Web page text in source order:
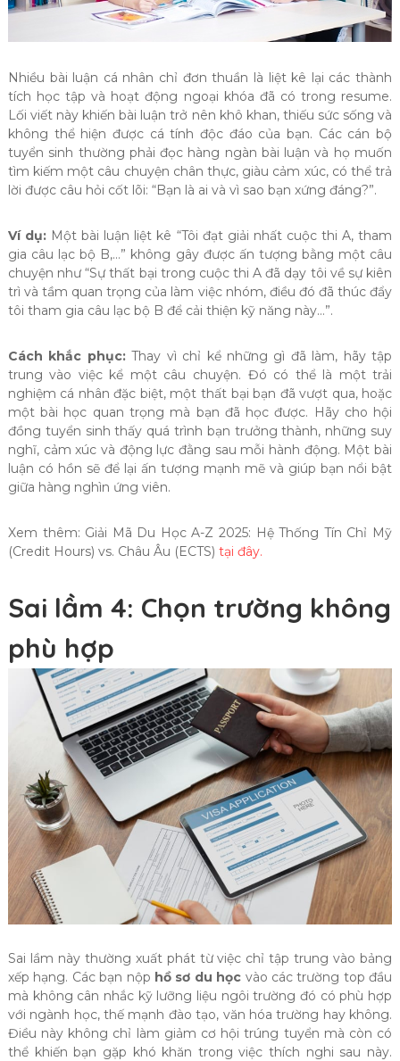
Nhiều bài luận cá nhân chỉ đơn thuần là liệt kê lại các thành
tích học tập và hoạt động ngoại khóa đã có trong resume.
Lối viết này khiến bài luận trở nên khô khan, thiếu sức sống và
không thể hiện được cá tính độc đáo của bạn. Các cán bộ
tuyển sinh thường phải đọc hàng ngàn bài luận và họ muốn
tìm kiếm một câu chuyện chân thực, giàu cảm xúc, có thể trả
lời được câu hỏi cốt lõi: “Bạn là ai và vì sao bạn xứng đáng?”.
Ví dụ: Một bài luận liệt kê “Tôi đạt giải nhất cuộc thi A, tham
gia câu lạc bộ B,…” không gây được ấn tượng bằng một câu
chuyện như “Sự thất bại trong cuộc thi A đã dạy tôi về sự kiên
trì và tầm quan trọng của làm việc nhóm, điều đó đã thúc đẩy
tôi tham gia câu lạc bộ B để cải thiện kỹ năng này…”.
Cách khắc phục:Thay vì chỉ kể những gì đã làm, hãy tập
trung vào việc kể một câu chuyện. Đó có thể là một trải
nghiệm cá nhân đặc biệt, một thất bại bạn đã vượt qua, hoặc
một bài học quan trọng mà bạn đã học được. Hãy cho hội
đồng tuyển sinh thấy quá trình bạn trưởng thành, những suy
nghĩ, cảm xúc và động lực đằng sau mỗi hành động. Một bài
luận có hồn sẽ để lại ấn tượng mạnh mẽ và giúp bạn nổi bật
giữa hàng nghìn ứng viên.
Xem thêm: Giải Mã Du Học A-Z 2025: Hệ Thống Tín Chỉ Mỹ
(Credit Hours) vs. Châu Âu (ECTS) tại đây.
Sai lầm 4: Chọn trường không
phù hợp
Sai lầm này thường xuất phát từ việc chỉ tập trung vào bảng
xếp hạng. Các bạn nộp hồ sơ du học vào các trường top đầu
mà không cân nhắc kỹ lưỡng liệu ngôi trường đó có phù hợp
với ngành học, thế mạnh đào tạo, văn hóa trường hay không.
Điều này không chỉ làm giảm cơ hội trúng tuyển mà còn có
thể khiến bạn gặp khó khăn trong việc thích nghi sau này.